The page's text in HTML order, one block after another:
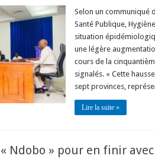
Selon un communiqué
Santé Publique,
situation
une légère
cours de la
signalés. « Cette
sept provinces,
Lire la suite »
« Ndobo » pour en finir